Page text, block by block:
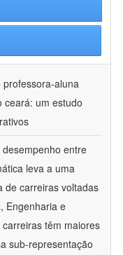
aluna
ceará: um estudo
entre
leva a uma
de carreiras voltadas
Engenharia e
têm maiores
sub-representação